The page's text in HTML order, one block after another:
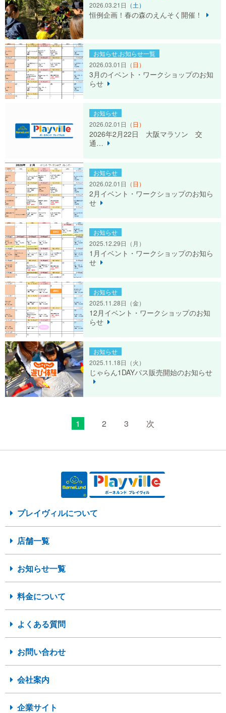
2026.03.21日 （土）
恒例企画！春の森のえんそく開催！
お知らせ,お知らせ一覧
2026.03.01日 （日）
3月のイベント・ワークショップのお知
らせ
お知らせ
2026.02.01日 （日）
2026年2月22日 大阪マラソン 交
通…
お知らせ
2026.02.01日 （日）
2月イベント・ワークショップのお知ら
せ
お知らせ
2025.12.29日 （月）
1月イベント・ワークショップのお知ら
せ
お知らせ
2025.11.28日 （金）
12月イベント・ワークショップのお知
らせ
お知らせ
2025.11.18日 （火）
じゃらん1DAYパス販売開始のお知らせ
1 2 3 次
プレイヴィルについて
店舗一覧
お知らせ一覧
料金について
よくある質問
お問い合わせ
会社案内
企業サイト